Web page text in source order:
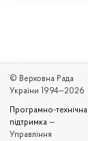
© Верховна Рада
України 1994—2026
Програмно-технічна
підтримка —
Управління